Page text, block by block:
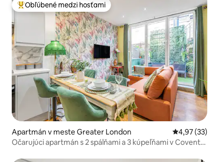
Najobľúbenejšie medzi hosťami
Obľúbené medzi hosťami
Apartmán v meste Greater London Priemerné
4,97 (33)
Očarujúci apartmán s 2 spálňami a 3 kúpeľňami v Covent